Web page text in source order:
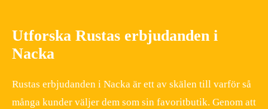
Utforska Rustas erbjudanden i
Nacka
Rustas erbjudanden i Nacka är ett av skälen till varför så
många kunder väljer dem som sin favoritbutik. Genom att